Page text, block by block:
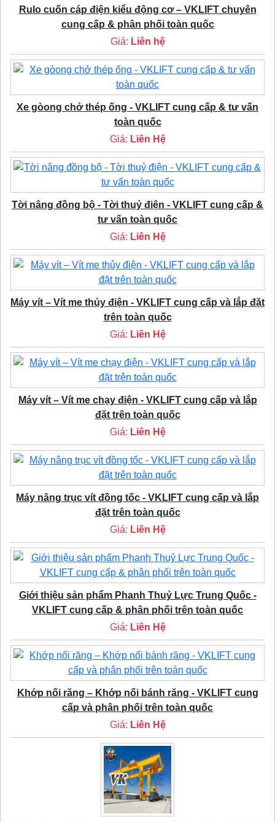
Rulo cuốn cáp điện kiểu động cơ – VKLIFT chuyên
cung cấp & phân phối toàn quốc
Giá: Liên hệ
Xe gòong chở thép ống - VKLIFT cung cấp & tư vấn
toàn quốc
Giá: Liên Hệ
Tời nâng đồng bộ - Tời thuỷ điện - VKLIFT cung cấp &
tư vấn toàn quốc
Giá: Liên Hệ
Máy vít – Vít me thủy điện - VKLIFT cung cấp và lắp đặt
trên toàn quốc
Giá: Liên Hệ
Máy vít – Vít me chạy điện - VKLIFT cung cấp và lắp
đặt trên toàn quốc
Giá: Liên Hệ
Máy nâng trục vít đồng tốc - VKLIFT cung cấp và lắp
đặt trên toàn quốc
Giá: Liên Hệ
Giới thiệu sản phẩm Phanh Thuỷ Lực Trung Quốc -
VKLIFT cung cấp & phân phối trên toàn quốc
Giá: Liên Hệ
Khớp nối răng – Khớp nối bánh răng - VKLIFT cung
cấp và phân phối trên toàn quốc
Giá: Liên Hệ